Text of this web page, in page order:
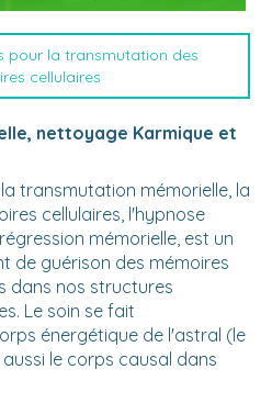
pour la transmutation des
cellulaires
nettoyage Karmique et
transmutation mémorielle, la
cellulaires, l'hypnose
mémorielle, est un
de guérison des mémoires
dans nos structures
Le soin se fait
énergétique de l'astral (le
le corps causal dans